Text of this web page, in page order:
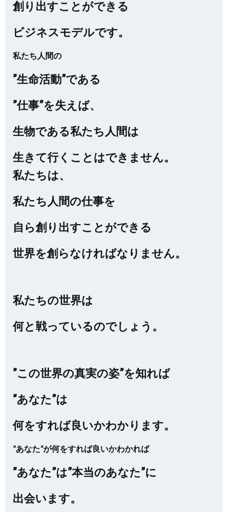
創り出すことができる
ビジネスモデルです。
私たち人間の
”生命活動”である
”仕事”を失えば、
生物である私たち人間は
生きて行くことはできません。
私たちは、
私たち人間の仕事を
自ら創り出すことができる
世界を創らなければなりません。
私たちの世界は
何と戦っているのでしょう。
”この世界の真実の姿”を知れば
”あなた”は
何をすれば良いかわかります。
”あなた”が何をすれば良いかわかれば
”あなた”は”本当のあなた”に
出会います。